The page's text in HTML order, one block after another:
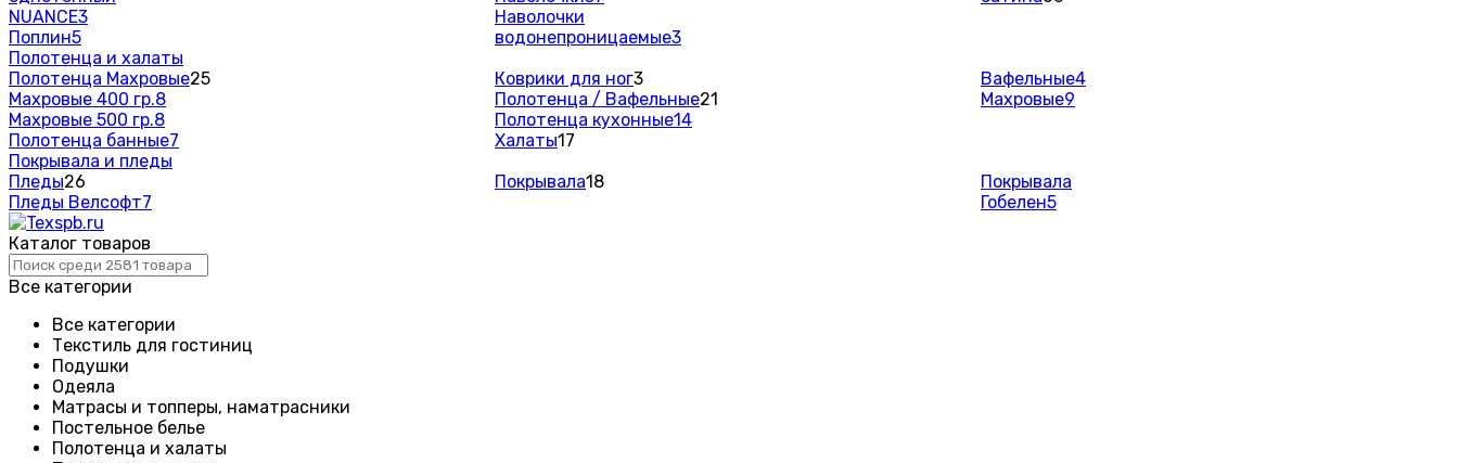
NUANCE3
Поплин5
Наволочки
водонепроницаемые3
Полотенца и халаты
Полотенца Махровые25
Махровые 400 гр.8
Махровые 500 гр.8
Полотенца банные7
Коврики для ног3
Полотенца / Вафельные21
Полотенца кухонные14
Халаты17
Вафельные4
Махровые9
Покрывала и пледы
Пледы26
Пледы Велсофт7
Покрывала18
Покрывала
Гобелен5
Каталог товаров
Все категории
Все категории
Текстиль для гостиниц
Подушки
Одеяла
Матрасы и топперы, наматрасники
Постельное белье
Полотенца и халаты